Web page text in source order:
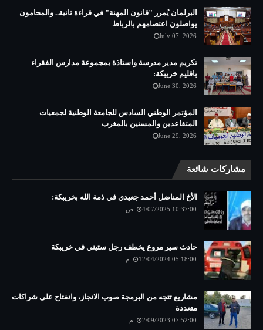
البرلمان يُمرر "قانون المهنة" في قراءة ثانية.. والمحامون
يواصلون اعتصامهم بالرباط
July 07, 2026
تكريم مدير مدرسة واستاذة بمجموعة مدارس الفقراء
باقليم خريبكة:
June 30, 2026
المؤتمر الوطني السادس للجامعة الوطنية لجمعيات
المتقاعدين والمسنين بالمغرب
June 29, 2026
مشاركات شائعة
الأخ المناضل أحمد جعيدي في ذمة الله بخريبكة:
4/07/2025 10:37:00 ص
حادث سير مروع يخطف رجل ستيني في خريبكة
12/04/2024 05:18:00 م
مشاريع تتجه من البرمجة صوب الانجاز، وانفتاح على شراكات
متعددة
2/09/2023 07:52:00 م